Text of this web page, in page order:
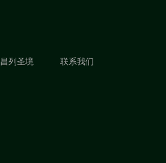
昌列圣境 联系我们